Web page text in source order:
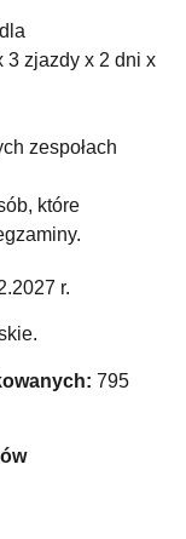
3 zjazdy x 2 dni x
zespołach
które
r.
795